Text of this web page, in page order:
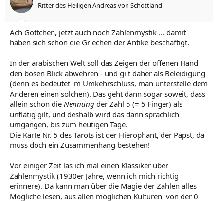
Ritter des Heiligen Andreas von Schottland
Ach Gottchen, jetzt auch noch Zahlenmystik ... damit
haben sich schon die Griechen der Antike beschäftigt.
In der arabischen Welt soll das Zeigen der offenen Hand
den bösen Blick abwehren - und gilt daher als Beleidigung
(denn es bedeutet im Umkehrschluss, man unterstelle dem
Anderen einen solchen). Das geht dann sogar soweit, dass
allein schon die Nennung der Zahl 5 (= 5 Finger) als
unflätig gilt, und deshalb wird das dann sprachlich
umgangen, bis zum heutigen Tage.
Die Karte Nr. 5 des Tarots ist der Hierophant, der Papst, da
muss doch ein Zusammenhang bestehen!
Vor einiger Zeit las ich mal einen Klassiker über
Zahlenmystik (1930er Jahre, wenn ich mich richtig
erinnere). Da kann man über die Magie der Zahlen alles
Mögliche lesen, aus allen möglichen Kulturen, von der 0